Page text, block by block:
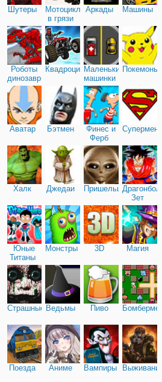
Шутеры
Мотоциклы
в грязи
Аркады Машины
Роботы
динозавры
КвадроциклыМаленькие
машинки
Покемоны
Аватар Бэтмен
Финес и
Ферб
Супермен
Халк Джедаи ПришельцыДрагонболл
Зет
Юные
Титаны
Монстры 3D Магия
Страшные Ведьмы Пиво Бомбермен
Поезда Аниме Вампиры Выживание